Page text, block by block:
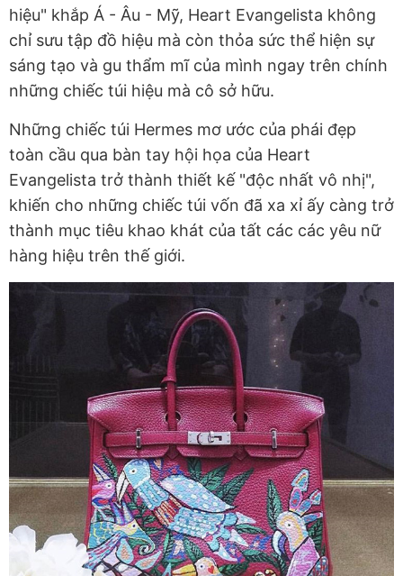
hiệu" khắp Á - Âu - Mỹ, Heart Evangelista không
chỉ sưu tập đồ hiệu mà còn thỏa sức thể hiện sự
sáng tạo và gu thẩm mĩ của mình ngay trên chính
những chiếc túi hiệu mà cô sở hữu.
Những chiếc túi Hermes mơ ước của phái đẹp
toàn cầu qua bàn tay hội họa của Heart
Evangelista trở thành thiết kế "độc nhất vô nhị",
khiến cho những chiếc túi vốn đã xa xỉ ấy càng trở
thành mục tiêu khao khát của tất các các yêu nữ
hàng hiệu trên thế giới.